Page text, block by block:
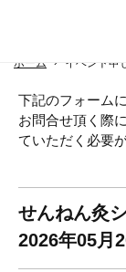
ホーム イベント申
下記のフォーム
お問合せ頂く際
ていただく必要
せんねん灸
2026年05月